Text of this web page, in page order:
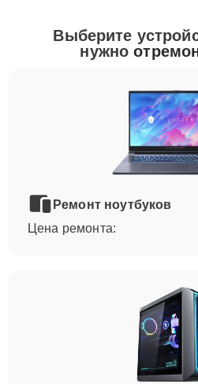
Выберите
нужно
Ремонт ноутбуков
Цена ремонта: